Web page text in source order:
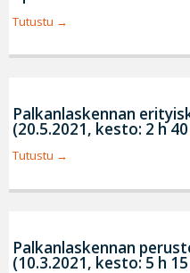
Tutustu
Palkanlaskennan
(20.5.2021, kesto: 2 h
Tutustu
Palkanlaskennan
(10.3.2021, kesto: 5 h